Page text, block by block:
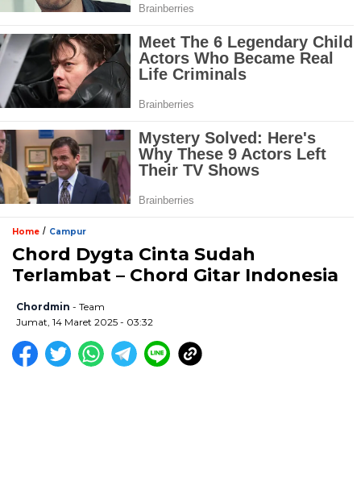
Home / Campur
Chord Dygta Cinta Sudah
Terlambat – Chord Gitar Indonesia
Chordmin - Team
Jumat, 14 Maret 2025 - 03:32